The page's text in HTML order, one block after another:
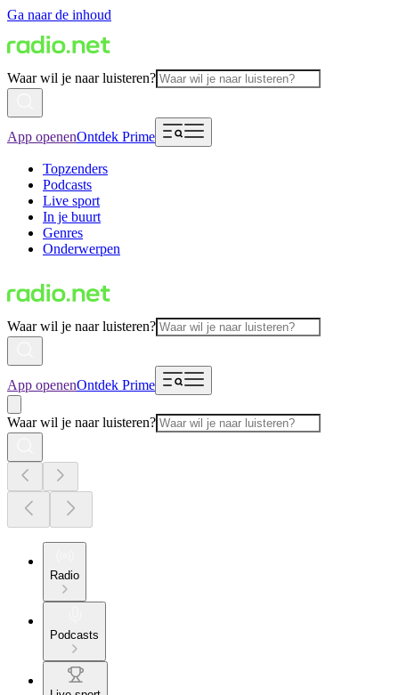
Ga naar de inhoud
Waar wil je naar luisteren?
App openenOntdek Prime
Topzenders
Podcasts
Live sport
In je buurt
Genres
Onderwerpen
Waar wil je naar luisteren?
App openenOntdek Prime
Waar wil je naar luisteren?
Radio
Podcasts